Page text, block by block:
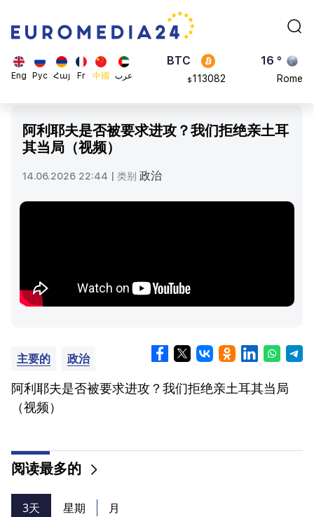
Eng Рус Հայ Fr 中國 عرب
BTC
ADA
0.868816
23 °
Madrid
阿利耶夫是否被要求进攻？我们拒绝亲土耳
其当局（视频）
14.06.2026 22:44 | 类别 政治
主要的 政治
阿利耶夫是否被要求进攻？我们拒绝亲土耳其当局
（视频）
阅读最多的
3天 星期 月